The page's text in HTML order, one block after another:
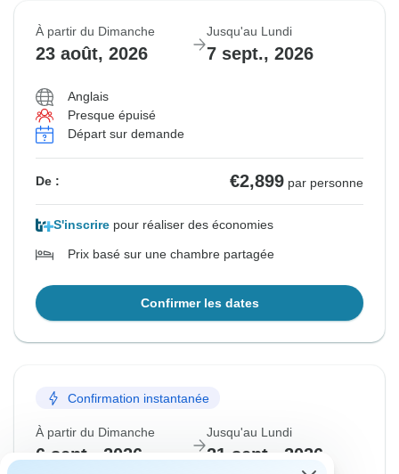
À partir du Dimanche
23 août, 2026
Jusqu'au Lundi
7 sept., 2026
Anglais
Presque épuisé
Départ sur demande
De : €2,899 par personne
S'inscrire pour réaliser des économies
Prix basé sur une chambre partagée
Confirmer les dates
Confirmation instantanée
À partir du Dimanche
6 sept., 2026
Jusqu'au Lundi
21 sept., 2026